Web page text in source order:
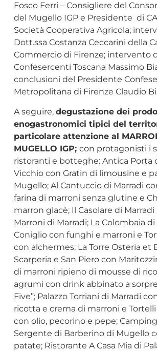
Fosco Ferri – Consigliere del
del Mugello IGP e Presidente di
Società Cooperativa Agricola;
Dott.ssa Costanza Ceccarini della
Commercio di Firenze; intervento
Confesercenti Toscana Massimo
conclusioni del Presidente
Metropolitana di Firenze Claudio
A seguire, degustazione dei
enogastronomici tipici del
particolare attenzione al
MUGELLO IGP; con protagonisti i
ristoranti e botteghe: Antica Porta
Vicchio con Gratin di limousine e
Mugello; Al Cantuccio di Marradi
farina di marroni senza glutine e
marron glacè; Il Casolare di
Marroni di Marradi; La Colombaia
Coniglio con funghi e marroni e
con alchermes; La Torre Osteria et
Scarperia e San Piero con
di marroni ripieno di mousse di
agrumi con drink abbinato a
Five”; Palazzo Torriani di Marradi
ricotta e crema di marroni e
con olio, pecorino e pepe;
Sergente di Barberino di Mugello
patate; Ristorante A Casa Mia di